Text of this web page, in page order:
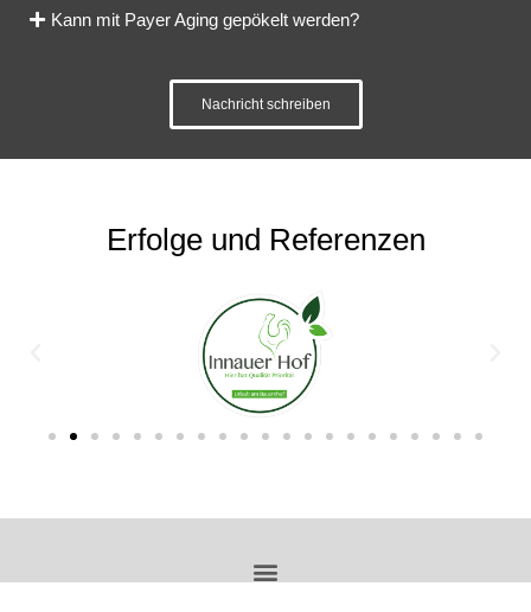
Kann mit Payer Aging gepökelt werden?
Nachricht schreiben
Erfolge und Referenzen